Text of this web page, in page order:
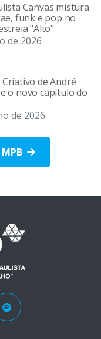
Canvas mistura
funk e pop no
"Alto"
de 2026
Criativo de André
o novo capítulo do
de 2026